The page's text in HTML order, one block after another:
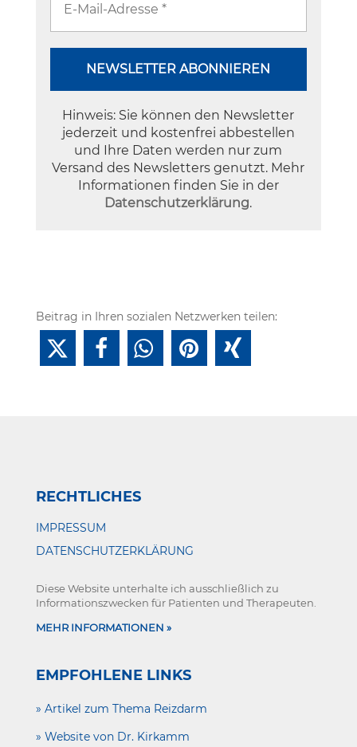
Hinweis: Sie können den Newsletter
jederzeit und kostenfrei abbestellen
und Ihre Daten werden nur zum
Versand des Newsletters genutzt. Mehr
Informationen finden Sie in der
Datenschutzerklärung.
Beitrag in Ihren sozialen Netzwerken teilen:
RECHTLICHES
IMPRESSUM
DATENSCHUTZERKLÄRUNG
Diese Website unterhalte ich ausschließlich zu
Informationszwecken für Patienten und Therapeuten.
MEHR INFORMATIONEN »
EMPFOHLENE LINKS
» Artikel zum Thema Reizdarm
» Website von Dr. Kirkamm